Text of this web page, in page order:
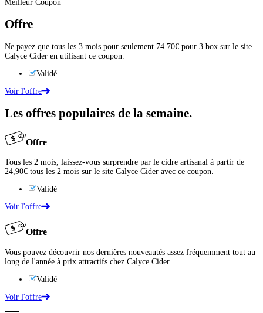
Meilleur Coupon
Offre
Ne payez que tous les 3 mois pour seulement 74.70€ pour 3 box sur le site
Calyce Cider en utilisant ce coupon.
Validé
Voir l'offre
Les offres populaires de la semaine.
Offre
Tous les 2 mois, laissez-vous surprendre par le cidre artisanal à partir de
24,90€ tous les 2 mois sur le site Calyce Cider avec ce coupon.
Validé
Voir l'offre
Offre
Vous pouvez découvrir nos dernières nouveautés assez fréquemment tout au
long de l'année à prix attractifs chez Calyce Cider.
Validé
Voir l'offre